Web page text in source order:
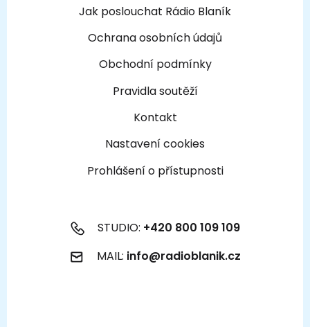
Jak poslouchat Rádio Blaník
Ochrana osobních údajů
Obchodní podmínky
Pravidla soutěží
Kontakt
Nastavení cookies
Prohlášení o přístupnosti
STUDIO: +420 800 109 109
MAIL: info@radioblanik.cz